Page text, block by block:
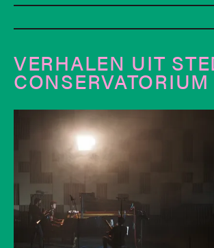
VERHALEN UIT
CONSERVATORIUM